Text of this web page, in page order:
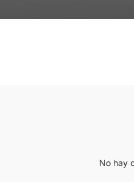
No hay